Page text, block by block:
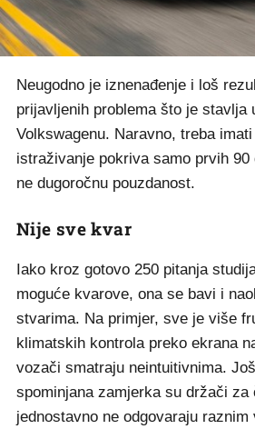
Neugodno je iznenađenje i loš
prijavljenih problema što je stavlja
Volkswagenu. Naravno, treba
istraživanje pokriva samo prvih
ne dugoročnu pouzdanost.
Nije sve kvar
Iako kroz gotovo 250 pitanja
moguće kvarove, ona se bavi i
stvarima. Na primjer, sve je više
klimatskih kontrola preko ekrana
vozači smatraju neintuitivnima.
spominjana zamjerka su držači za
jednostavno ne odgovaraju